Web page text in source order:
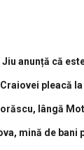
anunță că
pleacă
lângă
mină de bani